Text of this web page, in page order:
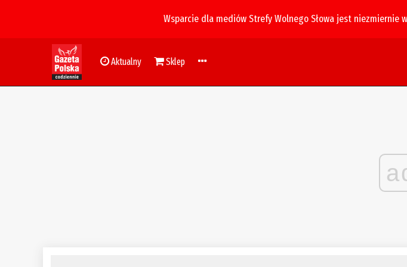
Wsparcie dla mediów Strefy Wolnego Słowa jest niezmiernie
Aktualny Sklep